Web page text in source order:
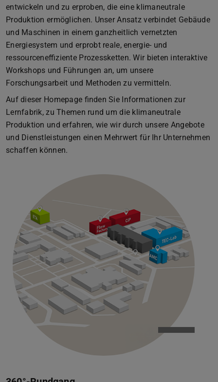
entwickeln und zu erproben, die eine klimaneutrale
Produktion ermöglichen. Unser Ansatz verbindet Gebäude
und Maschinen in einem ganzheitlich vernetzten
Energiesystem und erprobt reale, energie- und
ressourceneffiziente Prozessketten. Wir bieten interaktive
Workshops und Führungen an, um unsere
Forschungsarbeit und Methoden zu vermitteln.
Auf dieser Homepage finden Sie Informationen zur
Lernfabrik, zu Themen rund um die klimaneutrale
Produktion und erfahren, wie wir durch unsere Angebote
und Dienstleistungen einen Mehrwert für Ihr Unternehmen
schaffen können.